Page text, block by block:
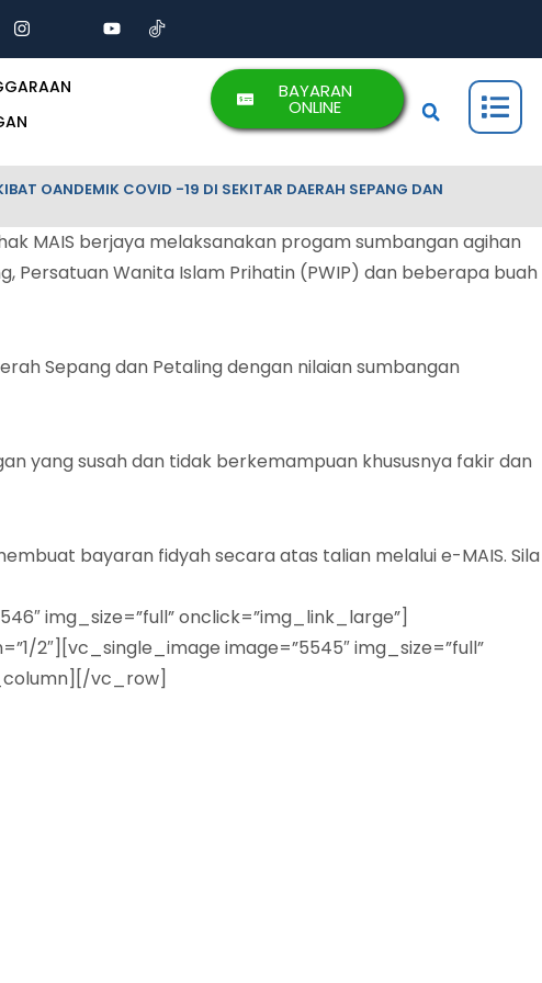
BAYARAN
ONLINE
OANDEMIK COVID -19 DI SEKITAR DAERAH SEPANG DAN
MAIS berjaya melaksanakan progam sumbangan agihan
Persatuan Wanita Islam Prihatin (PWIP) dan beberapa buah
Sepang dan Petaling dengan nilaian sumbangan
yang susah dan tidak berkemampuan khususnya fakir dan
bayaran fidyah secara atas talian melalui e-MAIS. Sila
img_size=”full” onclick=”img_link_large”]
2″][vc_single_image image=”5545″ img_size=”full”
vc_row]